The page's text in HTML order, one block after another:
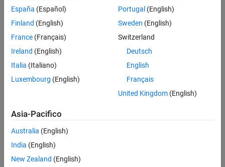
Progettazione di pacchi batteria e sviluppo di sistemi di
gestione delle batterie
Biologia computazionale
Analizza, visualizza e modella dati e sistemi biologici
Progetta, testa e implementa sistemi di controllo
l’IA embedded
Distribuzione di applicazioni di Machine Learning e di
Sistemi embedded
España (Español)
Finland (English)
France (Français)
Ireland (English)
Italia (Italiano)
Luxembourg (English)
Portugal (English)
Sweden (English)
Switzerland
Deutsch
English
Français
United Kingdom(English)
Asia-Pacifico
Australia (English)
India (English)
New Zealand (English)